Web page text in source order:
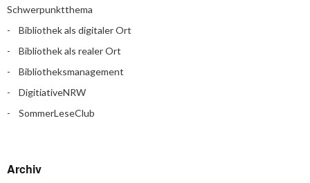
Schwerpunktthema
Bibliothek als digitaler Ort
Bibliothek als realer Ort
Bibliotheksmanagement
DigitiativeNRW
SommerLeseClub
Archiv